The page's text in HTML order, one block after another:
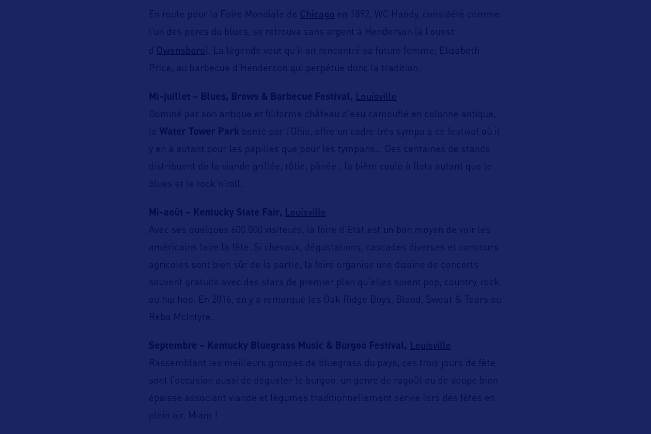
En route pour la Foire Mondiale de Chicago en 1892, WC Handy, considéré comme
l’un des pères du blues, se retrouva sans argent à Henderson (à l’ouest
d’ Owensboro ). La légende veut qu’il ait rencontré sa future femme, Elizabeth
Price, au barbecue d’Henderson qui perpétue donc la tradition.
Mi-juillet – Blues, Brews & Barbecue Festival, Louisville
Dominé par son antique et filiforme château d’eau camouflé en colonne antique,
le Water Tower Park bordé par l’Ohio, offre un cadre très sympa à ce festival où il
y en a autant pour les papilles que pour les tympans… Des centaines de stands
distribuent de la viande grillée, rôtie, pânée ; la bière coule à flots autant que le
blues et le rock’n’roll.
Mi-août – Kentucky State Fair, Louisville
Avec ses quelques 600.000 visiteurs, la foire d’Etat est un bon moyen de voir les
américains faire la fête. Si chevaux, dégustations, cascades diverses et concours
agricoles sont bien sûr de la partie, la foire organise une dizaine de concerts
souvent gratuits avec des stars de premier plan qu’elles soient pop, country, rock
ou hip hop. En 2016, on y a remarqué les Oak Ridge Boys, Blood, Sweat & Tears ou
Reba McIntyre.
Septembre – Kentucky Bluegrass Music & Burgoo Festival, Louisville
Rassemblant les meilleurs groupes de bluegrass du pays, ces trois jours de fête
sont l’occasion aussi de déguster le burgoo, un genre de ragoût ou de soupe bien
épaisse associant viande et légumes traditionnellement servie lors des fêtes en
plein air. Miam !